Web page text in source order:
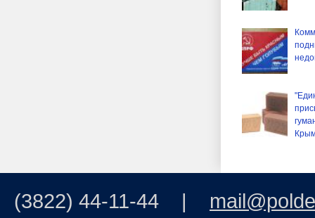
(3822) 44-11-44 |